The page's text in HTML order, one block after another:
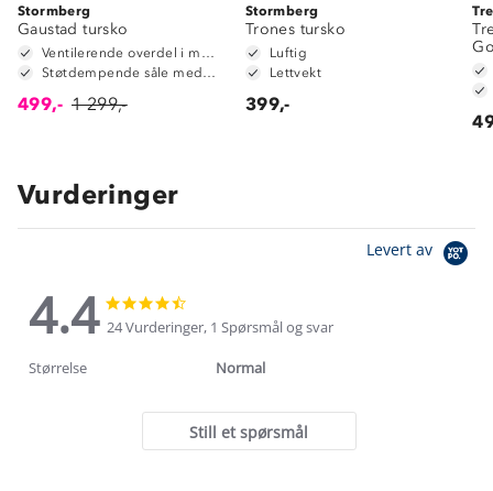
Stormberg
Gaustad tursko
499,- 1 299,-
Stormberg
Trones tursko
Luftig
Lettvekt
399,-
Vurderinger
Levert av
4.4
4.4
star
rating
star
rating
24 Vurderinger, 1 Spørsmål og svar
Størrelse Normal
Still et spørsmål